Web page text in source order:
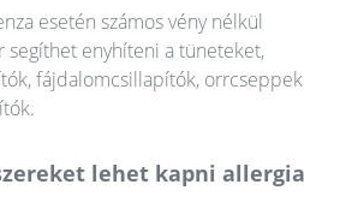
esetén számos vény nélkül
segíthet enyhíteni a tüneteket,
fájdalomcsillapítók, orrcseppek
lehet kapni allergia